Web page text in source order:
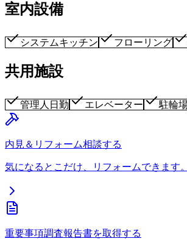
室内設備
システムキッチン フローリング
共用施設
管理人日勤 エレベーター 駐輪
内見＆リフォーム相談する
気になるとこだけ、リフォームできます。
重要事項調査報告書を取得する